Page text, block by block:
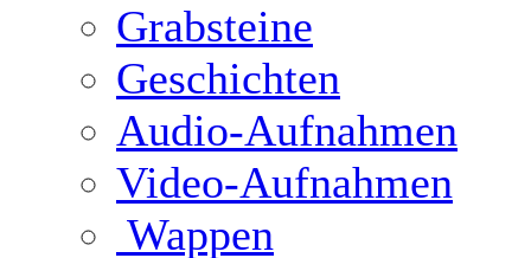
Grabsteine
Geschichten
Audio-Aufnahmen
Video-Aufnahmen
Wappen